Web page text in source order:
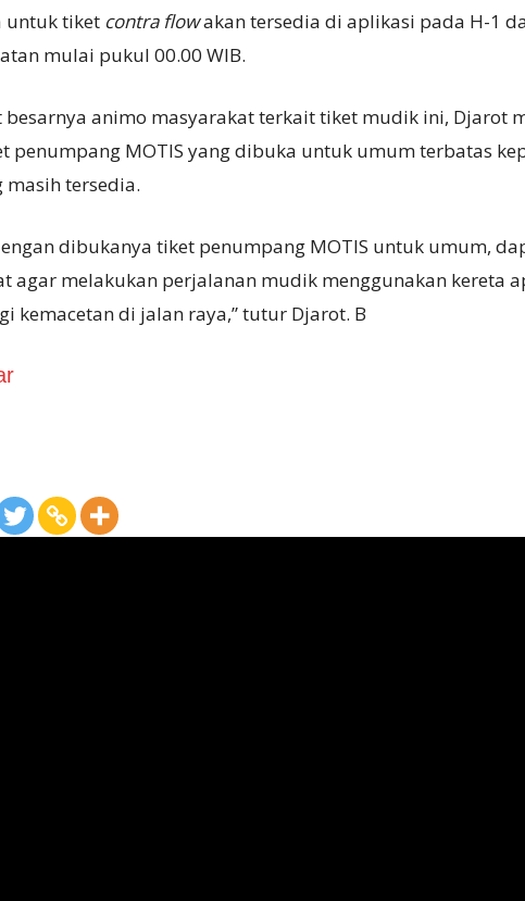
untuk tiket contra flowakan tersedia di aplikasi pada H-1
mulai pukul 00.00 WIB.
besarnya animo masyarakat terkait tiket mudik ini, Djarot
penumpang MOTIS yang dibuka untuk umum terbatas
masih tersedia.
dibukanya tiket penumpang MOTIS untuk umum,
agar melakukan perjalanan mudik menggunakan kereta
kemacetan di jalan raya,” tutur Djarot. B